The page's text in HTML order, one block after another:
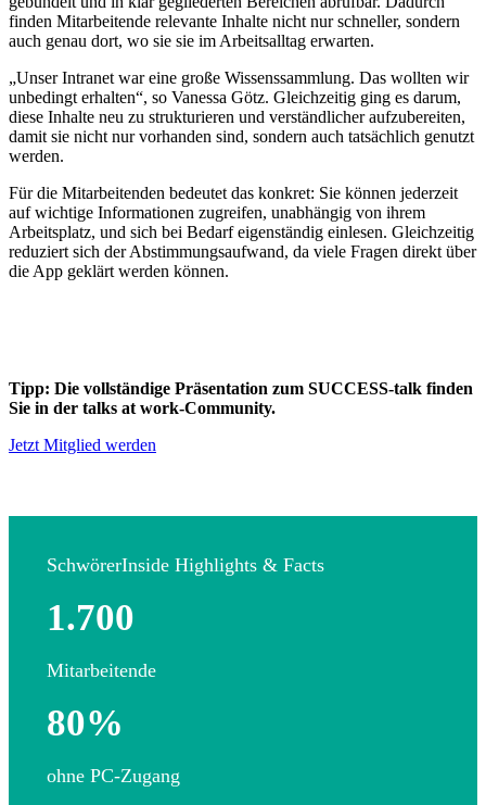
finden Mitarbeitende relevante Inhalte nicht nur schneller, sondern
auch genau dort, wo sie sie im Arbeitsalltag erwarten.
„Unser Intranet war eine große Wissenssammlung. Das wollten wir
unbedingt erhalten“, so Vanessa Götz. Gleichzeitig ging es darum,
diese Inhalte neu zu strukturieren und verständlicher aufzubereiten,
damit sie nicht nur vorhanden sind, sondern auch tatsächlich genutzt
werden.
Für die Mitarbeitenden bedeutet das konkret: Sie können jederzeit
auf wichtige Informationen zugreifen, unabhängig von ihrem
Arbeitsplatz, und sich bei Bedarf eigenständig einlesen. Gleichzeitig
reduziert sich der Abstimmungsaufwand, da viele Fragen direkt über
die App geklärt werden können.
Tipp: Die vollständige Präsentation zum SUCCESS-talk finden
Sie in der talks at work-Community.
Jetzt Mitglied werden
SchwörerInside Highlights & Facts
1.700
Mitarbeitende
80%
ohne PC-Zugang